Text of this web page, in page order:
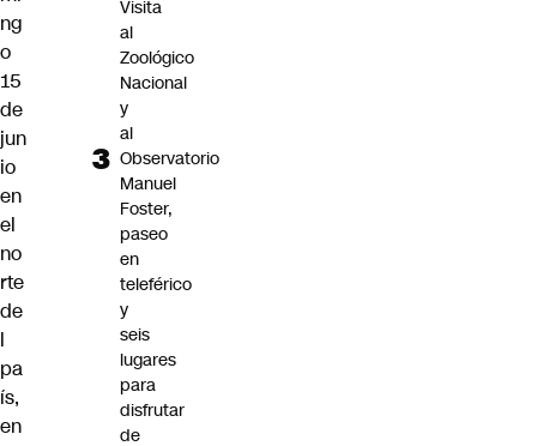
ng
o
15
de
jun
io
en
el
no
rte
de
l
pa
ís,
en
Visita
al
Zoológico
Nacional
y
al
Observatorio
Manuel
Foster,
paseo
en
teleférico
y
seis
lugares
para
disfrutar
de